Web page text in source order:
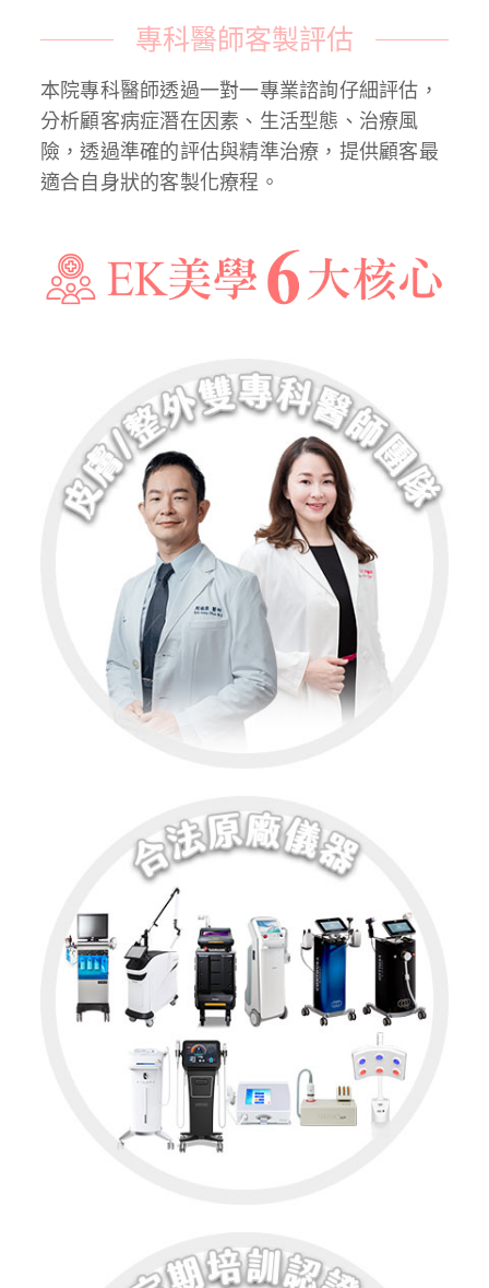
專科醫師客製評估
本院專科醫師透過一對一專業諮詢仔細評估，
分析顧客病症潛在因素、生活型態、治療風
險，透過準確的評估與精準治療，提供顧客最
適合自身狀的客製化療程。